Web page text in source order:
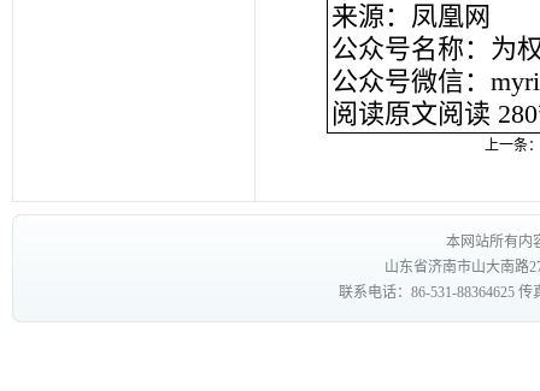
来源：凤凰网
公众号名称：为
公众号微信：
阅读原文阅读
上一条
本网站所有内
山东省济南市山大南路
联系电话：86-531-88364625 传